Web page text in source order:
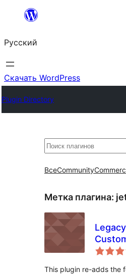
Перейти
содержимому
Русский
Скачать WordPress
Plugin Directory
Поиск
ВсеCommunity
Метка плагина:
This plugin re-adds the